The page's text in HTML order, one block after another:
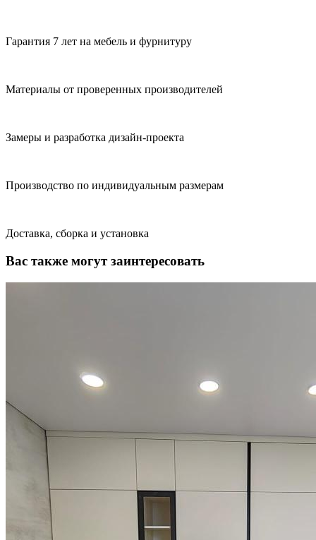
Гарантия 7 лет на мебель и фурнитуру
Материалы от проверенных производителей
Замеры и разработка дизайн-проекта
Производство по индивидуальным размерам
Доставка, сборка и установка
Вас также могут заинтересовать